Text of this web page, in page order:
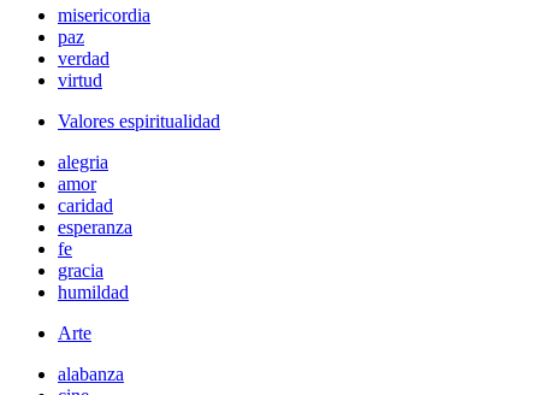
misericordia
paz
verdad
virtud
Valores espiritualidad
alegria
amor
caridad
esperanza
fe
gracia
humildad
Arte
alabanza